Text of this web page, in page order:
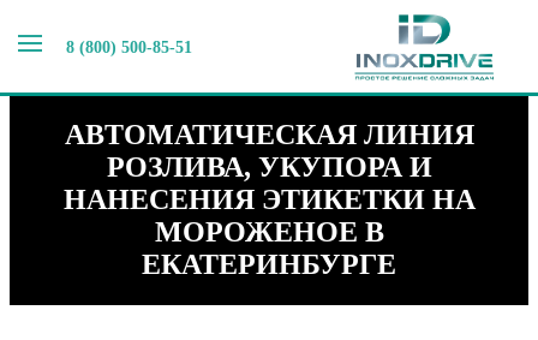
8 (800) 500-85-51
АВТОМАТИЧЕСКАЯ ЛИНИЯ
РОЗЛИВА, УКУПОРА И
НАНЕСЕНИЯ ЭТИКЕТКИ НА
МОРОЖЕНОЕ В
ЕКАТЕРИНБУРГЕ